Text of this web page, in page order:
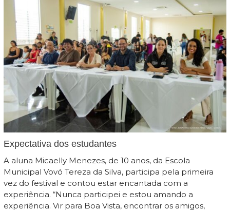
Expectativa dos estudantes
A aluna Micaelly Menezes, de 10 anos, da Escola
Municipal Vovó Tereza da Silva, participa pela primeira
vez do festival e contou estar encantada com a
experiência. “Nunca participei e estou amando a
experiência. Vir para Boa Vista, encontrar os amigos,